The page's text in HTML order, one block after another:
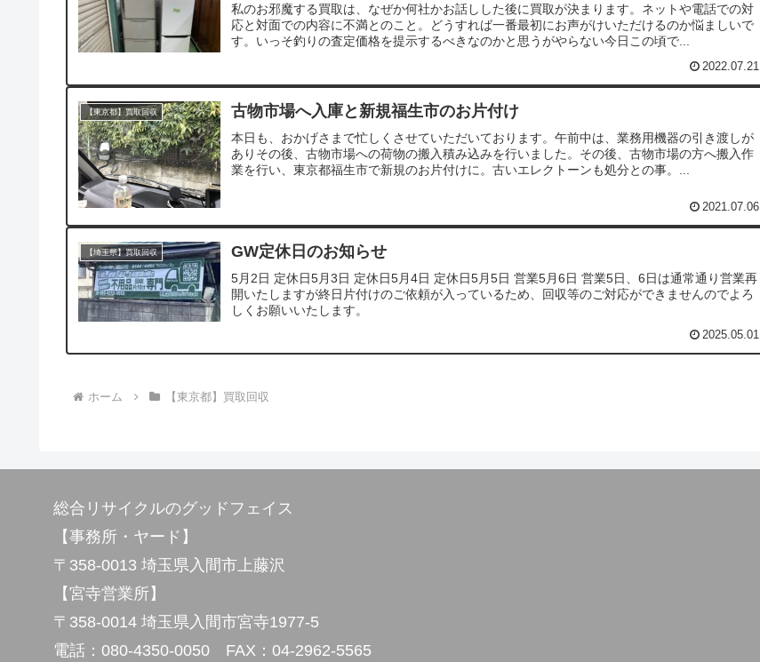
私のお邪魔する買取は、なぜか何社かお話しした後に買取が決まります。ネットや電話での対
応と対面での内容に不満とのこと。どうすれば一番最初にお声がけいただけるのか悩ましいで
す。いっそ釣りの査定価格を提示するべきなのかと思うがやらない今日この頃で...
2022.07.21
【東京都】買取回収 古物市場へ入庫と新規福生市のお片付け
本日も、おかげさまで忙しくさせていただいております。午前中は、業務用機器の引き渡しが
ありその後、古物市場への荷物の搬入積み込みを行いました。その後、古物市場の方へ搬入作
業を行い、東京都福生市で新規のお片付けに。古いエレクトーンも処分との事。...
2021.07.06
【埼玉県】買取回収 GW定休日のお知らせ
5月2日 定休日5月3日 定休日5月4日 定休日5月5日 営業5月6日 営業5日、6日は通常通り営業再
開いたしますが終日片付けのご依頼が入っているため、回収等のご対応ができませんのでよろ
しくお願いいたします。
2025.05.01
ホーム 【東京都】買取回収
総合リサイクルのグッドフェイス
【事務所・ヤード】
〒358-0013 埼玉県入間市上藤沢
【宮寺営業所】
〒358-0014 埼玉県入間市宮寺1977-5
電話：080-4350-0050 FAX：04-2962-5565